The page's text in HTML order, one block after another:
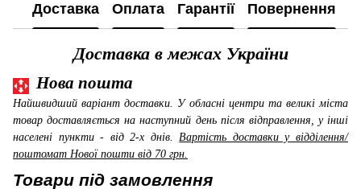
Доставка Оплата Гарантії Повернення
Доставка в межах України
Нова пошта
Найшвидший варіант доставки. У обласні центри та великі міста
товар доставляється на наступний день після відправлення, у інші
населені пункти - від 2-х днів. Вартість доставки у відділення/
поштомат Нової пошти від 70 грн.
Товари під замовлення